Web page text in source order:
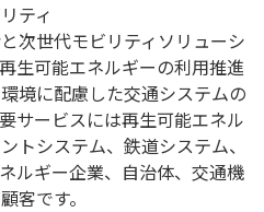
ティ
次世代モビリティソリューシ
生可能エネルギーの利用推進
境に配慮した交通システムの
サービスには再生可能エネル
トシステム、鉄道システム、
ルギー企業、自治体、交通機
客です。